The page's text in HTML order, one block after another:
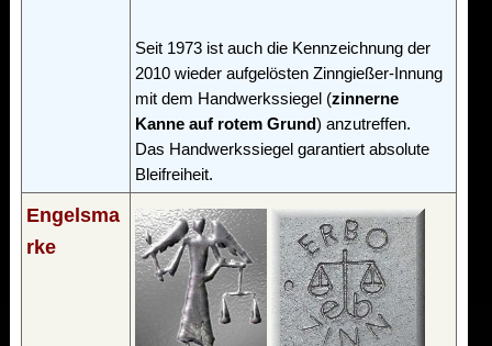
Seit 1973 ist auch die Kennzeichnung der
2010 wieder aufgelösten Zinngießer-Innung
mit dem Handwerkssiegel (zinnerne
Kanne auf rotem Grund) anzutreffen.
Das Handwerkssiegel garantiert absolute
Bleifreiheit.
Engelsma
rke